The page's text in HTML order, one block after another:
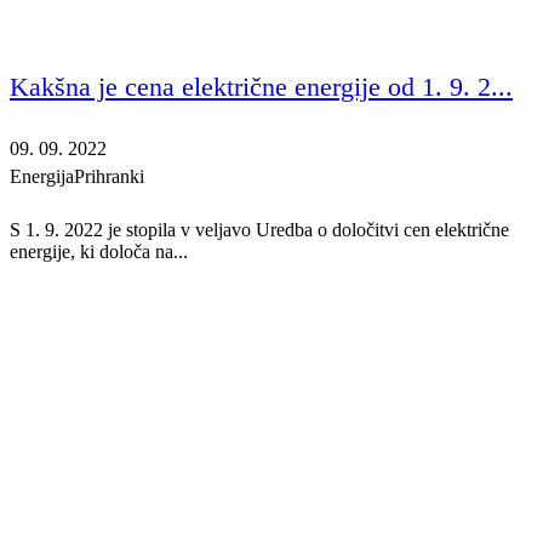
Kakšna je cena električne energije od 1. 9. 2...
09. 09. 2022
EnergijaPrihranki
S 1. 9. 2022 je stopila v veljavo Uredba o določitvi cen električne
energije, ki določa na...